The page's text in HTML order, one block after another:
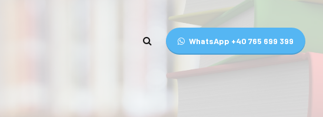
WhatsApp +40 765 699 399